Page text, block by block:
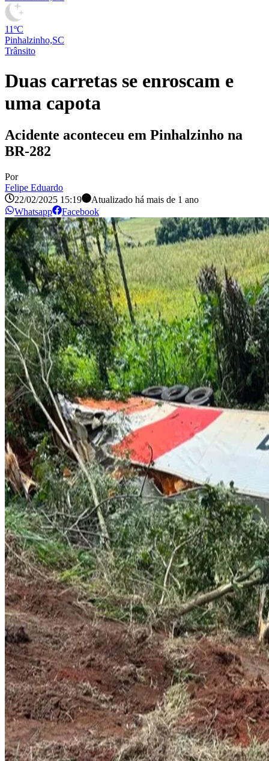
11ºC
Pinhalzinho,SC
Trânsito
Duas carretas se enroscam e
uma capota
Acidente aconteceu em Pinhalzinho na
BR-282
Por
Felipe Eduardo
22/02/2025 15:19
Atualizado há mais de 1 ano
Whatsapp
Facebook